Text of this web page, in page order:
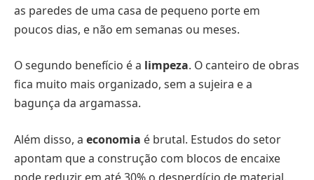
as paredes de uma casa de pequeno porte em
poucos dias, e não em semanas ou meses.
O segundo benefício é a limpeza. O canteiro de obras
fica muito mais organizado, sem a sujeira e a
bagunça da argamassa.
Além disso, a economia é brutal. Estudos do setor
apontam que a construção com blocos de encaixe